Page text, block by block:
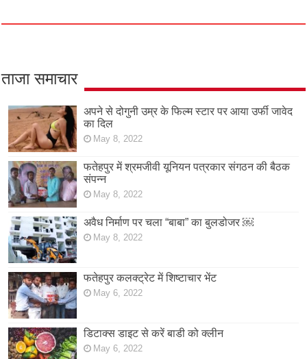
ताजा समाचार
अपने से दोगुनी उम्र के फिल्म स्टार पर आया उर्फी जावेद
का दिल
May 8, 2022
फतेहपुर में श्रमजीवी यूनियन पत्रकार संगठन की बैठक
संपन्न
May 8, 2022
अवैध निर्माण पर चला “बाबा” का बुलडोजर ￼
May 8, 2022
फतेहपुर कलक्ट्रेट में शिष्टाचार भेंट
May 6, 2022
डिटाक्स डाइट से करें बाडी को क्लीन
May 6, 2022